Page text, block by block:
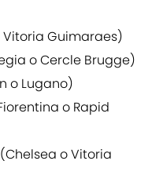
Vitoria Guimaraes)
o Cercle Brugge)
o Lugano)
o Rapid
o Vitoria